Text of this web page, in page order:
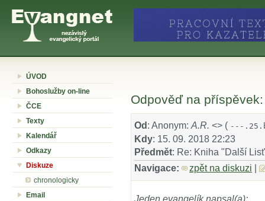
ÚVOD
Bohoslužby on-line
ČCE
Texty
Kalendář
Odkazy
Diskuze
chronologicky
Email
Odpověď na
Od : Anonym: A.R. <> ( ---
Kdy: 15. 09. 2018 22:23
Předmět: Re: Kniha "Další
Navigace:
zpět na diskuzi
Jeden evangelík napsal(a):